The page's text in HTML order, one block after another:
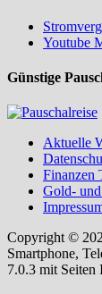
Youtube
Günstige
Aktuelle
Finanzen
Gold-
Copyright ©
Smartphone,
7.0.3 mit Seiten